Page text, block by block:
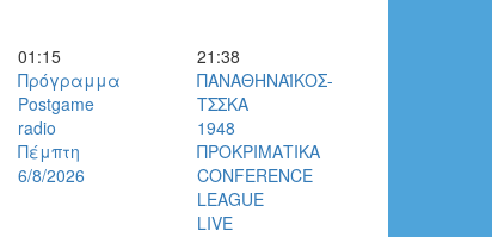
01:15
Πρόγραμμα
Postgame
radio
Πέμπτη
6/8/2026
21:38
ΠΑΝΑΘΗΝΑΪΚΟΣ-
ΤΣΣΚΑ
1948
ΠΡΟΚΡΙΜΑΤΙΚΑ
CONFERENCE
LEAGUE
LIVE